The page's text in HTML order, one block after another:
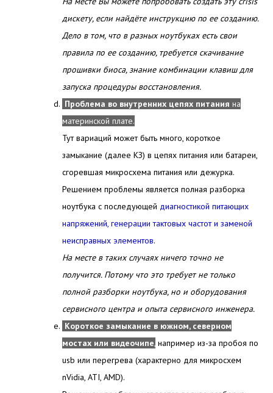
дискету, если найдёте инструкцию по ее созданию.
Дело в том, что в разных ноутбуках есть свои
правила по ее созданию, требуется скачивание
прошивки биоса, знание комбинации клавиш для
запуска процедуры восстановления.
Проблема во внутренних цепях питания на
материнской плате.
Тут вариаций может быть много, короткое
замыкание (далее КЗ) в цепях питания или батареи,
сгоревшая микросхема питания или дежурка.
Решением проблемы является полная разборка
ноутбука с последующей диагностикой питающих
напряжений, генерации тактовых частот и заменой
неисправных элементов.
На месте в таких случаях ничего точно не
получится. Потому что это требует не только
полной разборки ноутбука, но и оборудования
сервисного центра и опыта сервисного инженера.
Короткое замыкание в южном, северном
мостах или видеочипе, например из-за пробоя по
usb или перегрева (характерно для микросхем
nVidia, ATI, AMD).